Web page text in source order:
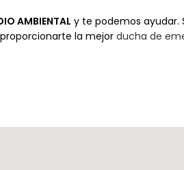
AMBIENTAL y te podemos ayudar.
la mejorducha de